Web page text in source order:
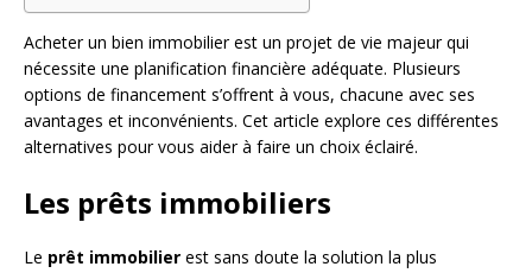
Acheter un bien immobilier est un projet de vie majeur qui
nécessite une planification financière adéquate. Plusieurs
options de financement s’offrent à vous, chacune avec ses
avantages et inconvénients. Cet article explore ces différentes
alternatives pour vous aider à faire un choix éclairé.
Les prêts immobiliers
Le prêt immobilier est sans doute la solution la plus